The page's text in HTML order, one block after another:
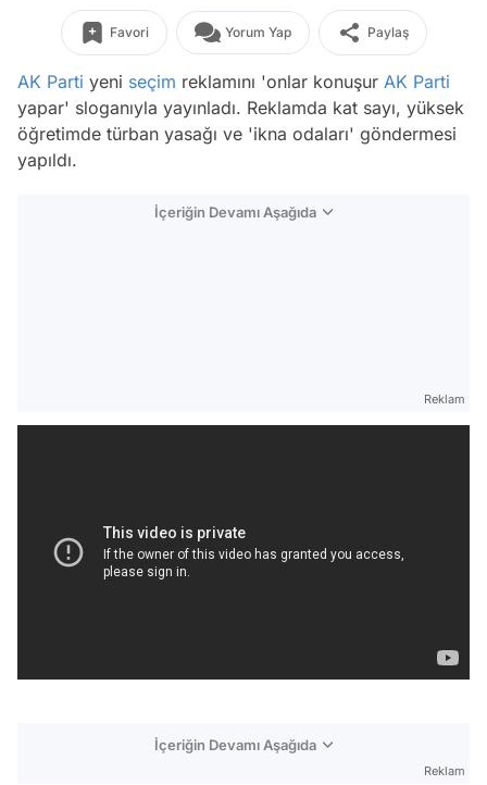
Favori Yorum Yap Paylaş
AK Parti yeni seçim reklamını 'onlar konuşur AK Parti
yapar' sloganıyla yayınladı. Reklamda kat sayı, yüksek
öğretimde türban yasağı ve 'ikna odaları' göndermesi
yapıldı.
İçeriğin Devamı Aşağıda
Reklam
İçeriğin Devamı Aşağıda
Reklam